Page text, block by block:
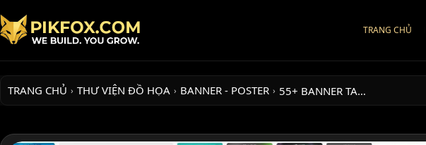
TRANG CHỦ
TRANG CHỦ › THƯ VIỆN ĐỒ HỌA › BANNER - POSTER › 55+ BANNER TA…